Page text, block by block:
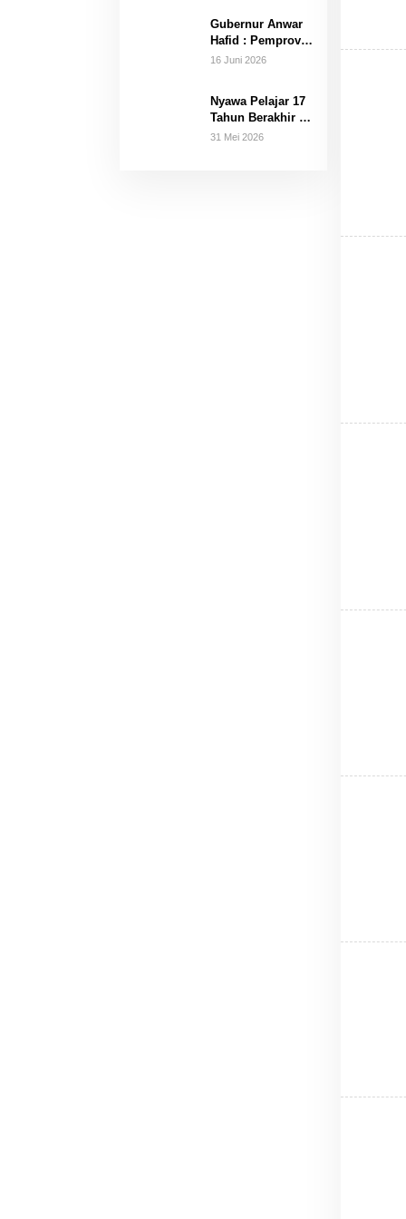
di 16 Kecamatan
Gubernur Anwar
Hafid : Pemprov
Hanya Terima
16 Juni 2026
Nyawa Pelajar 17
Tahun Berakhir Di
Tali Gantungan
31 Mei 2026